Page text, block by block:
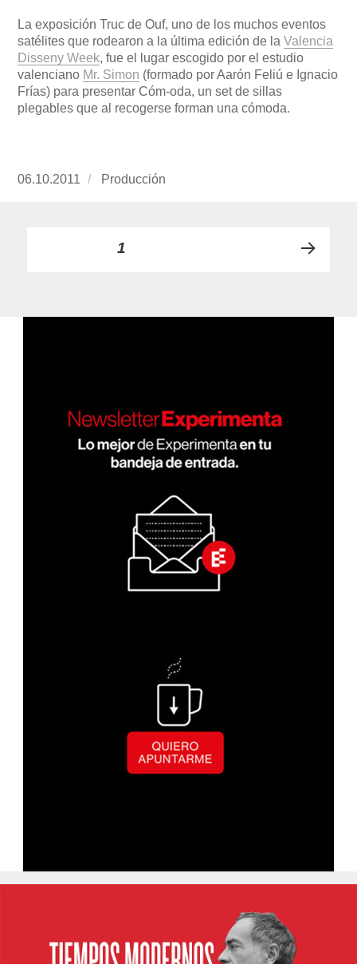
La exposición Truc de Ouf, uno de los muchos eventos
satélites que rodearon a la última edición de laValencia
Disseny Week, fue el lugar escogido por el estudio
valenciano Mr. Simon (formado por Aarón Feliú e Ignacio
Frías) para presentar Cóm-oda, un set de sillas
plegables que al recogerse forman una cómoda.
Publicado
06.10.2011 https://www.experimenta.es/author/
Producción
Paginación
entradas
PÁGINA1